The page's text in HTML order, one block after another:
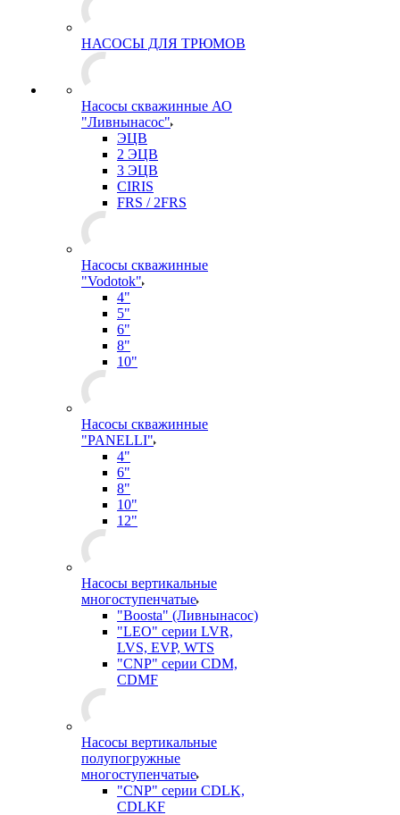
НАСОСЫ ДЛЯ ТРЮМОВ
Насосы скважинные АО
"Ливнынасос"
ЭЦВ
2 ЭЦВ
3 ЭЦВ
CIRIS
FRS / 2FRS
Насосы скважинные
"Vodotok"
4"
5"
6"
8"
10"
Насосы скважинные
"PANELLI"
4"
6"
8"
10"
12"
Насосы вертикальные
многоступенчатые
"Boosta" (Ливнынасос)
"LEO" серии LVR,
LVS, EVP, WTS
"CNP" серии CDM,
CDMF
Насосы вертикальные
полупогружные
многоступенчатые
"CNP" серии CDLK,
CDLKF